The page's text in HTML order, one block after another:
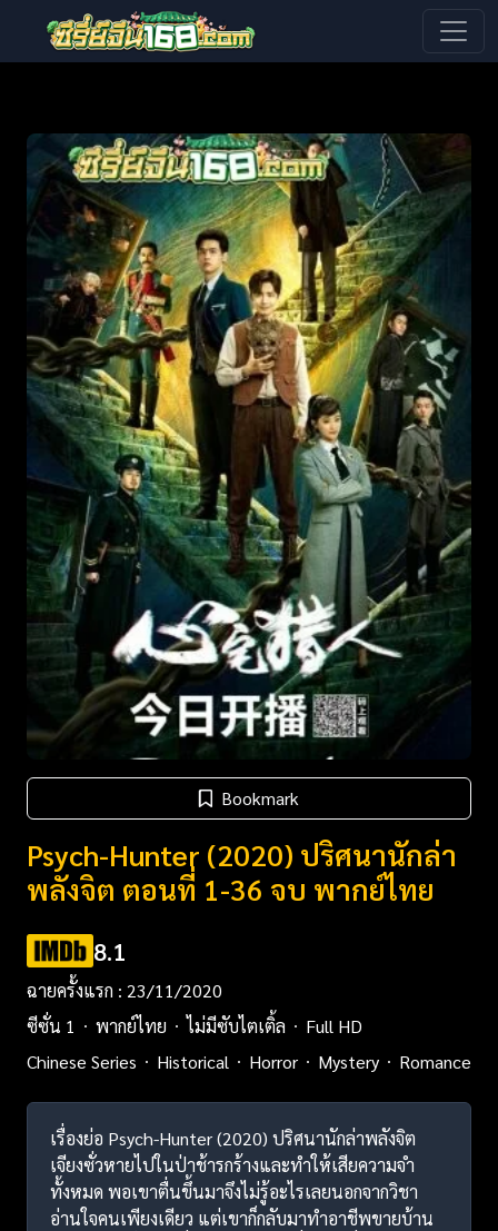
Bookmark
Psych-Hunter (2020) ปริศนานักล่า
พลังจิต ตอนที่ 1-36 จบ พากย์ไทย
8.1
ฉายครั้งแรก : 23/11/2020
ซีซั่น 1
พากย์ไทย ไม่มีซับไตเติ้ล
Full HD
Chinese Series
Historical Horror Mystery Romance
เรื่องย่อ Psych-Hunter (2020) ปริศนานักล่าพลังจิต
เจียงซั่วหายไปในป่าช้ารกร้างและทำให้เสียความจำ
ทั้งหมด พอเขาตื่นขึ้นมาจึงไม่รู้อะไรเลยนอกจากวิชา
อ่านใจคนเพียงเดียว แต่เขาก็กลับมาทำอาชีพขายบ้าน